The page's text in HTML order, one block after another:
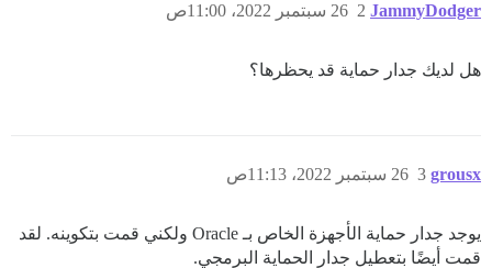
JammyDodger 26 سبتمبر 2022، 11:00ص 2
هل لديك جدار حماية قد يحظرها؟
grousx 26 سبتمبر 2022، 11:13ص 3
يوجد جدار حماية الأجهزة الخاص بـ Oracle ولكني قمت بتكوينه. لقد
قمت أيضًا بتعطيل جدار الحماية البرمجي.